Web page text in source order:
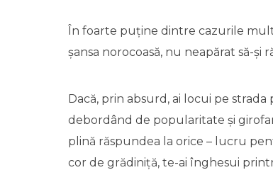
În foarte puține dintre cazurile
șansa norocoasă, nu neapărat să-și
Dacă, prin absurd, ai locui pe
debordând de popularitate și
plină răspundea la orice – lucru
cor de grădiniță, te-ai înghesui